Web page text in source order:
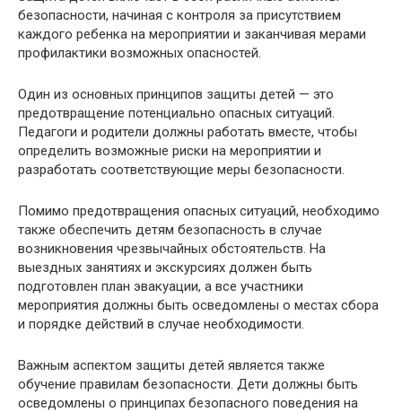
безопасности, начиная с контроля за присутствием
каждого ребенка на мероприятии и заканчивая мерами
профилактики возможных опасностей.
Один из основных принципов защиты детей — это
предотвращение потенциально опасных ситуаций.
Педагоги и родители должны работать вместе, чтобы
определить возможные риски на мероприятии и
разработать соответствующие меры безопасности.
Помимо предотвращения опасных ситуаций, необходимо
также обеспечить детям безопасность в случае
возникновения чрезвычайных обстоятельств. На
выездных занятиях и экскурсиях должен быть
подготовлен план эвакуации, а все участники
мероприятия должны быть осведомлены о местах сбора
и порядке действий в случае необходимости.
Важным аспектом защиты детей является также
обучение правилам безопасности. Дети должны быть
осведомлены о принципах безопасного поведения на